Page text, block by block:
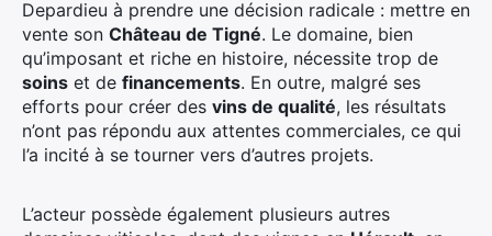
Depardieu à prendre une décision radicale : mettre en
vente son Château de Tigné. Le domaine, bien
qu’imposant et riche en histoire, nécessite trop de
soins et de financements. En outre, malgré ses
efforts pour créer des vins de qualité, les résultats
n’ont pas répondu aux attentes commerciales, ce qui
l’a incité à se tourner vers d’autres projets.
L’acteur possède également plusieurs autres